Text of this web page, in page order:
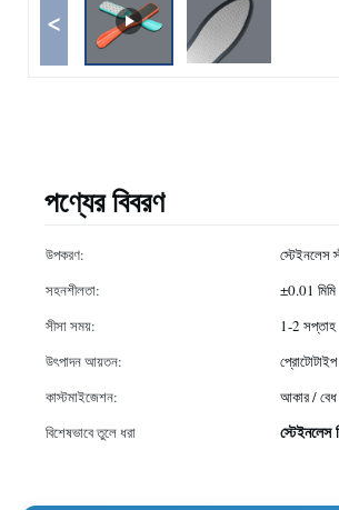
<
পণ্যের বিবরণ
উপকরণ: স্টেইনলেস
সহনশীলতা:
±0.01 মিমি
সীসা সময়:
1-2 সপ্তাহ
উৎপাদন আয়তন:
কাস্টমাইজেশন:
আকার /
বিশেষভাবে তুলে ধরা
স্টেইনলেস